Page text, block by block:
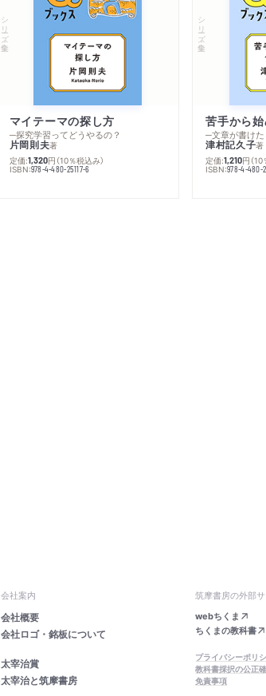
シリーズ・全集
マイテーマの探し方
─探究学習ってどうやるの？
片岡則夫著
定価:1,320円 （10％税込み）
ISBN:978-4-480-25117-6
シリーズ・全集
苦手から
─文章が書け
津村記久子著
定価:1,210円 （
ISBN:978-4-480-
会社案内
会社概要
会社ロゴ・銘板について
太宰治賞
太宰治と筑摩書房
筑摩書房の外部
webちくま
ちくまの教科書
プライバシーポリ
教科書採択の公正
免責事項